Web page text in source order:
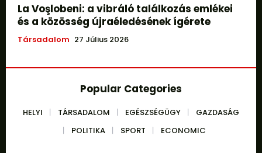
La Voşlobeni: a vibráló találkozás emlékei
és a közösség újraéledésének ígérete
Társadalom 27 Július 2026
Popular Categories
HELYI TÁRSADALOM EGÉSZSÉGÜGY
GAZDASÁG
POLITIKA
SPORT ECONOMIC